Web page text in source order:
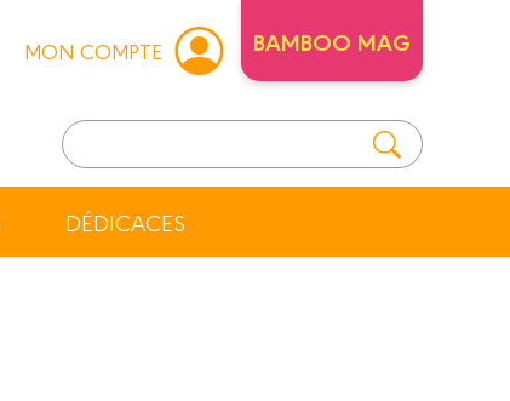
MON COMPTE BAMBOO MAG
DÉDICACES